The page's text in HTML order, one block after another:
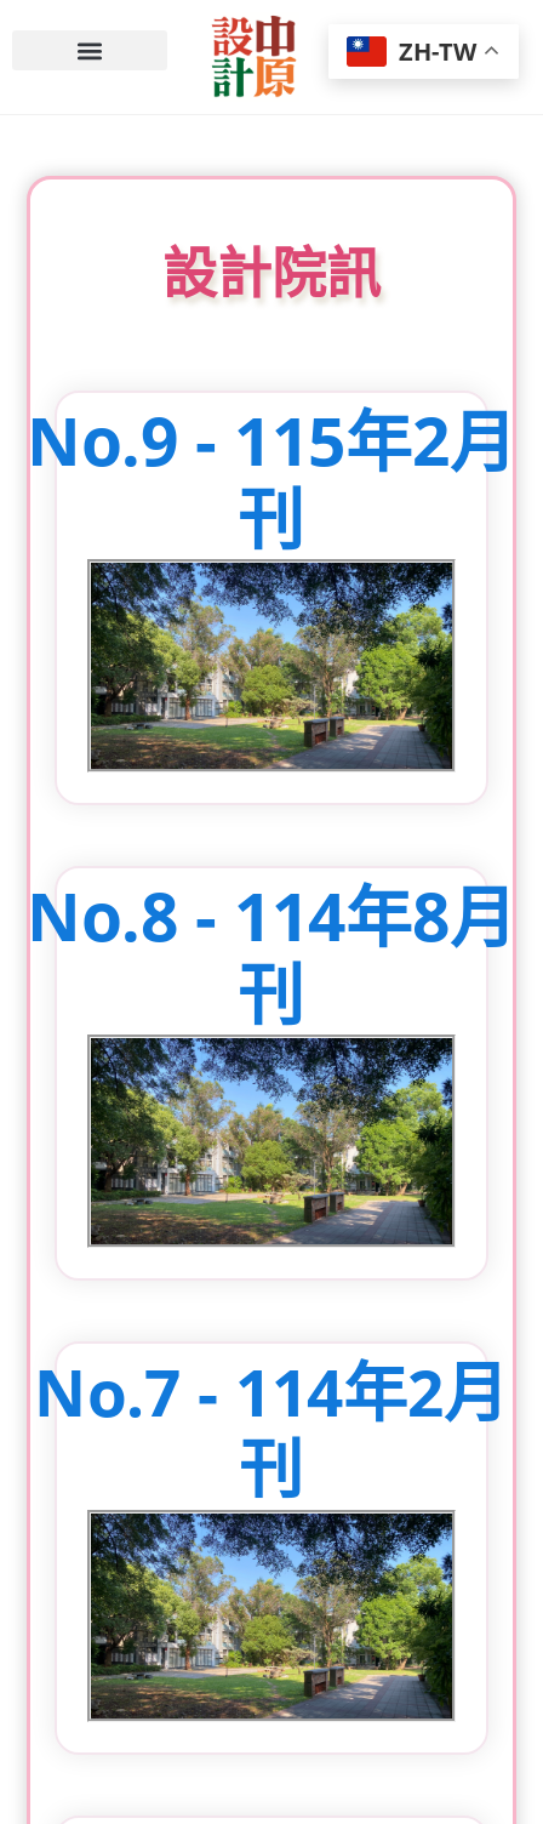
設計院訊
No.9 - 115年2月
刊
No.8 - 114年8月
刊
No.7 - 114年2月
刊
ZH-TW